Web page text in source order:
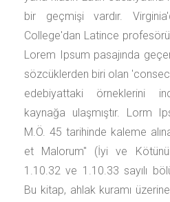
bir geçmişi vardır.
College'dan Latince
Lorem Ipsum pasajında
sözcüklerden biri olan
edebiyattaki örneklerini
kaynağa ulaşmıştır. Lorm
M.Ö. 45 tarihinde kaleme
et Malorum" (İyi ve
1.10.32 ve 1.10.33 sayılı
Bu kitap, ahlak kuramı